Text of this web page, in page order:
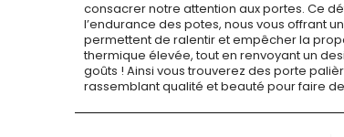
consacrer notre attention aux portes. Ce
l’endurance des potes, nous vous offrant
permettent de ralentir et empêcher la
thermique élevée, tout en renvoyant un
goûts ! Ainsi vous trouverez des porte
rassemblant qualité et beauté pour faire